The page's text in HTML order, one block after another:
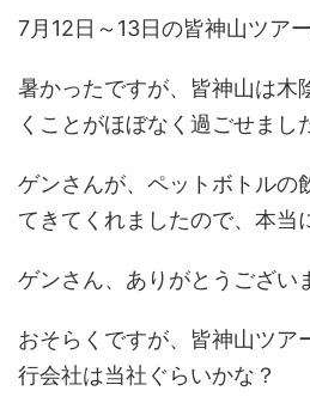
7月12日～13日の皆神山ツア
暑かったですが、皆神山は木
くことがほぼなく過ごせまし
ゲンさんが、ペットボトルの
てきてくれましたので、本当
ゲンさん、ありがとうござい
おそらくですが、皆神山ツア
行会社は当社ぐらいかな？